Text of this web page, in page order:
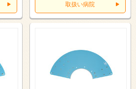
取扱い病院